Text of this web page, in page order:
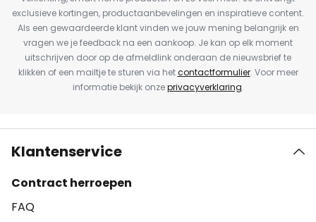
exclusieve kortingen, productaanbevelingen en inspiratieve content.
Als een gewaardeerde klant vinden we jouw mening belangrijk en
vragen we je feedback na een aankoop. Je kan op elk moment
uitschrijven door op de afmeldlink onderaan de nieuwsbrief te
klikken of een mailtje te sturen via hetcontactformulier. Voor meer
informatie bekijk onzeprivacyverklaring.
Klantenservice
Contract herroepen
FAQ